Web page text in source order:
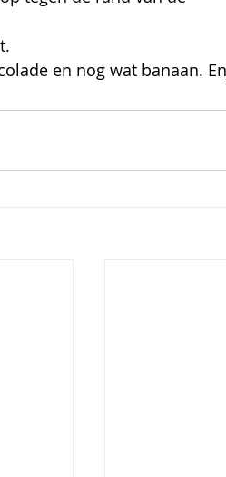
en nog wat banaan.